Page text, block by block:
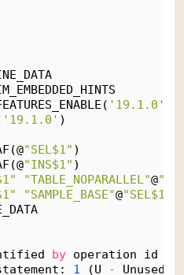
'19.1.0'
'19.1.0' )
"SEL$1" )
"INS$1" )
"TABLE_NOPARALLEL"@
"SAMPLE_BASE"@"SEL$1"
by operation id
1 (U - Unused (